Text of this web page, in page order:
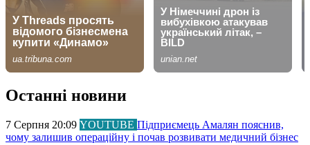
Останні новини
7 Серпня 20:09 YOUTUBE Підприємець Амалян пояснив,
чому залишив операційну і почав розвивати медичний бізнес